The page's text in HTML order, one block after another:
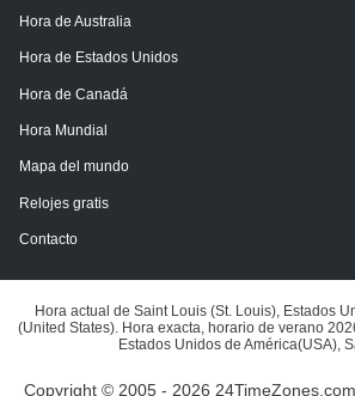
Hora de Australia
Hora de Estados Unidos
Hora de Canadá
Hora Mundial
Mapa del mundo
Relojes gratis
Contacto
Hora actual de Saint Louis (St. Louis), Estados
(United States). Hora exacta, horario de verano
Estados Unidos de América(USA),
Copyright © 2005 - 2026